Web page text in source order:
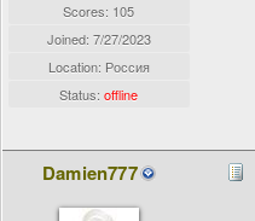
Scores: 105
Joined: 7/27/2023
Location: Россия
Status:offline
Damien777